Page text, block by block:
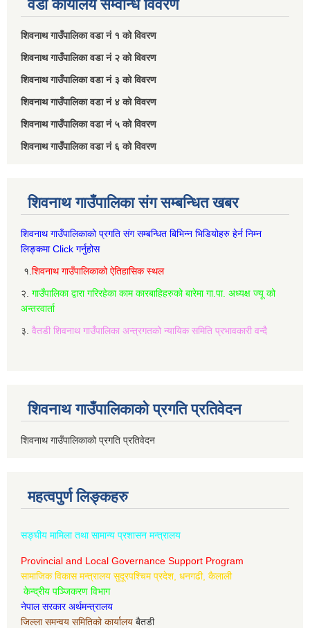
वडा कार्यालय सम्वन्धि विवरण
शिवनाथ गाउँपालिका वडा नं‌ १ को विवरण
शिवनाथ गाउँपालिका वडा नं‌ २ को विवरण
शिवनाथ गाउँपालिका वडा नं‌ ३ को विवरण
शिवनाथ गाउँपालिका वडा नं‌ ४ को विवरण
शिवनाथ गाउँपालिका वडा नं‌ ५ को विवरण
शिवनाथ गाउँपालिका वडा नं‌ ६ को विवरण
शिवनाथ गाउँपालिका संग सम्बन्धित खबर
शिवनाथ गाउँपालिकाको प्रगति संग सम्बन्धित बिभिन्‍न भिडियोहरु हेर्न निम्‍न
लिङ्कमा Click गर्नुहोस
१. शिवनाथ गाउँपालिकाको ऐतिहासिक स्थल
२. गाउँपालिका द्वारा गरिरहेका काम कारबाहिहरुको बारेमा गा.पा. अध्यक्ष ज्यू को
अन्तरवार्ता
३. वैतडी शिवनाथ गाउँपालिका अन्त्रगतको न्यायिक समिति प्रभावकारी वन्दै
शिवनाथ गाउँपालिकाको प्रगति प्रतिवेदन
शिवनाथ गाउँपालिकाको प्रगति प्रतिवेदन
महत्वपुर्ण लिङ्कहरु
सङ्घीय मामिला तथा सामान्य प्रशासन मन्त्रालय
Provincial and Local Governance Support Program
सामाजिक विकास मन्त्रालय सुदूरपश्चिम प्रदेश, धनगढी, कैलाली
केन्द्रीय पञ्जिकरण विभाग
नेपाल सरकार अर्थमन्त्रालय
जिल्ला समन्वय समितिको कार्यालय बैतडी